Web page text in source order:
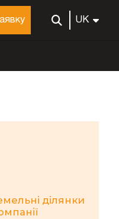
UK
ділянки